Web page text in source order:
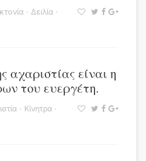
· Δειλία ·
αχαριστίας είναι η
του ευεργέτη.
· Κίνητρα ·